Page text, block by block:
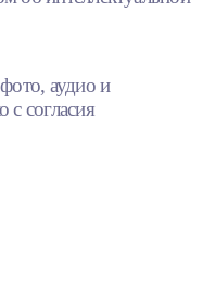
аудио и
с согласия